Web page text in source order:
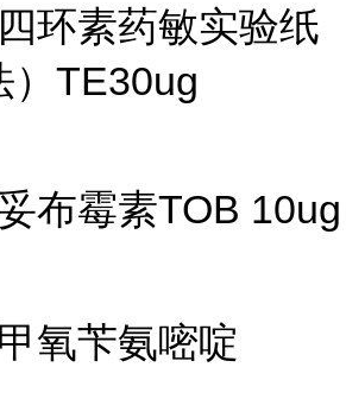
环素药敏实验纸
）TE30ug
布霉素TOB 10ug
氧苄氨嘧啶